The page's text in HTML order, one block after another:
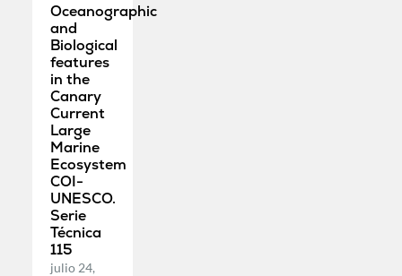
Oceanographic
and
Biological
features
in the
Canary
Current
Large
Marine
Ecosystem
COI-
UNESCO.
Serie
Técnica
115
julio 24,